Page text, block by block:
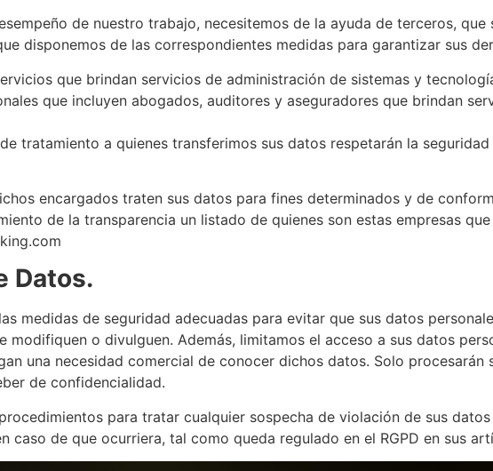
de nuestro trabajo, necesitemos de la ayuda de terceros,
disponemos de las correspondientes medidas para garantizar sus
que brindan servicios de administración de sistemas y
que incluyen abogados, auditores y aseguradores que brindan
tratamiento a quienes transferimos sus datos respetarán la
encargados traten sus datos para fines determinados y de
de la transparencia un listado de quienes son estas empresas
Datos.
medidas de seguridad adecuadas para evitar que sus datos
modifiquen o divulguen. Además, limitamos el acceso a sus datos
una necesidad comercial de conocer dichos datos. Solo procesarán
de confidencialidad.
para tratar cualquier sospecha de violación de sus
caso de que ocurriera, tal como queda regulado en el RGPD en sus